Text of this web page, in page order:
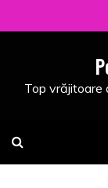
to
Top vrăjitoare